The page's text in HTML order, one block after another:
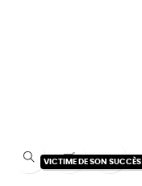
VICTIME DE SON SUCCÈS
